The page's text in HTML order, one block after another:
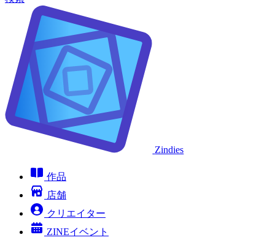
Zindies
作品
店舗
クリエイター
ZINEイベント